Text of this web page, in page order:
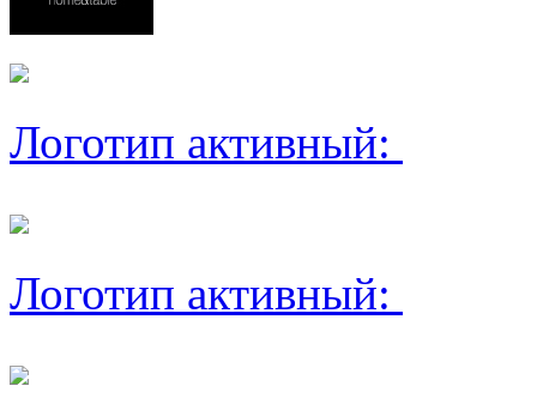
Логотип активный:
Логотип активный: